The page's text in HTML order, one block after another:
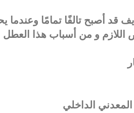
قد أصبح تالفًا تمامًا وعندما
و من أسباب هذا العطل
الداخلي